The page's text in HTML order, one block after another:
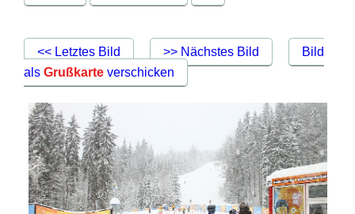
<< Letztes Bild >> Nächstes Bild
Bild
alsGrußkarte verschicken